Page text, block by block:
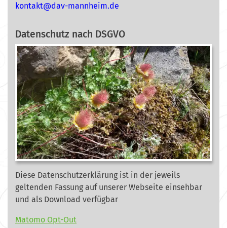
ed.mi
ehnna
m-vad
@tkat
nok
Datenschutz nach DSGVO
Diese Datenschutzerklärung ist in der jeweils
geltenden Fassung auf unserer Webseite einsehbar
und als Download verfügbar
Matomo Opt-Out